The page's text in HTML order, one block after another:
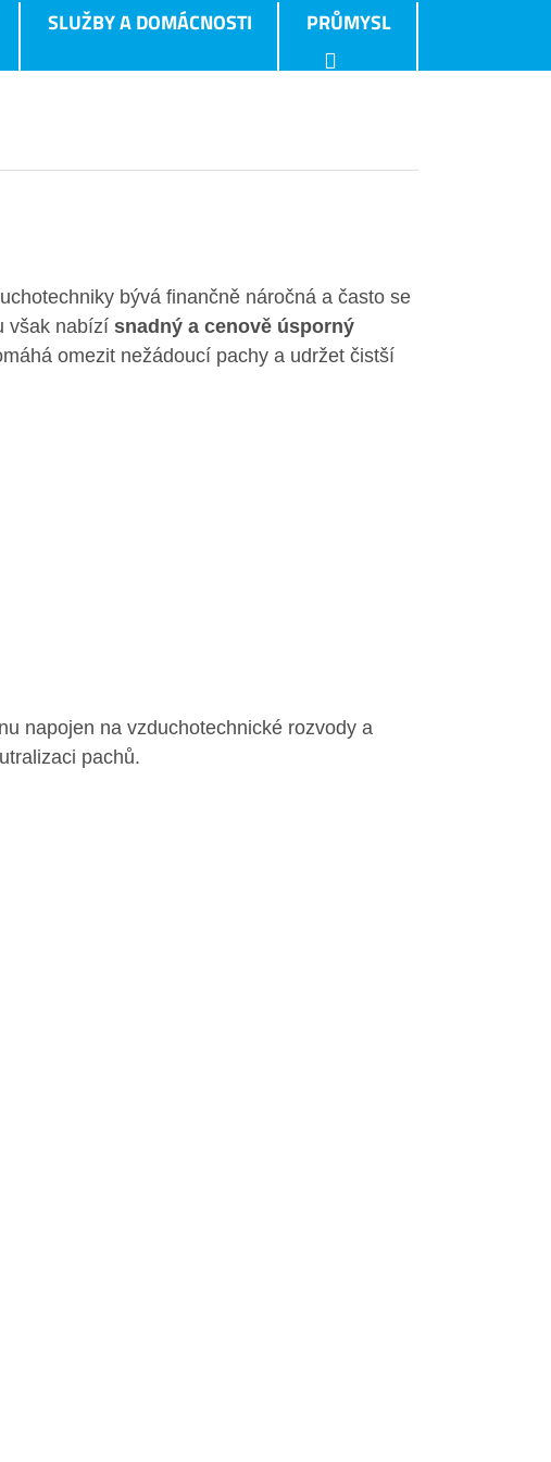
SLUŽBY A DOMÁCNOSTI PRŮMYSL
bývá finančně náročná a často se
však nabízí snadný a cenově úsporný
omezit nežádoucí pachy a udržet čistší
napojen na vzduchotechnické rozvody a
pachů.